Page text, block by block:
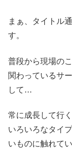
まぁ、タイトル
す。
普段から現場の
関わっているサ
して…
常に成長して行
いろいろなタイ
いものに触れて